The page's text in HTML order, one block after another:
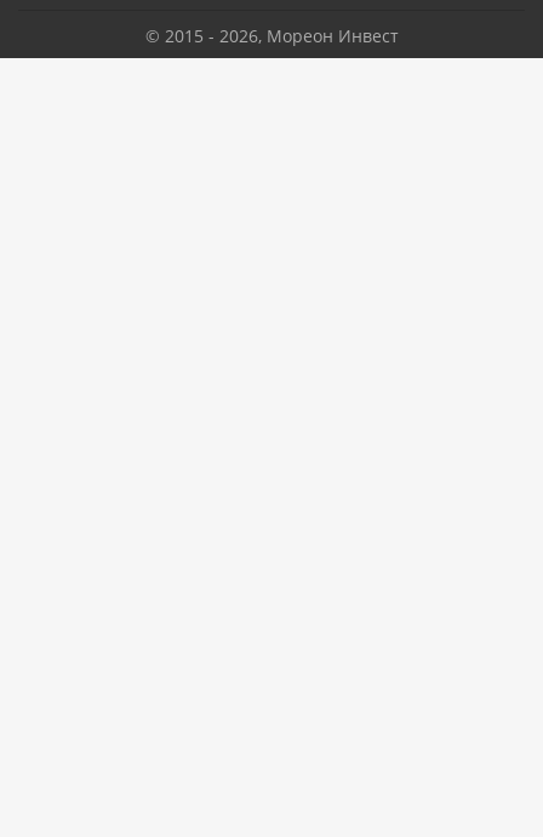
© 2015 - 2026, Мореон Инвест